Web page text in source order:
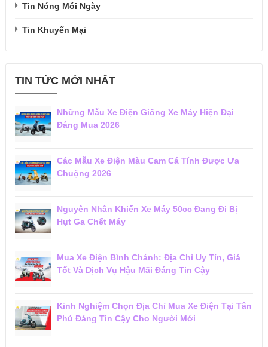
Tin Nóng Mỗi Ngày
Tin Khuyến Mại
TIN TỨC MỚI NHẤT
Những Mẫu Xe Điện Giống Xe Máy Hiện Đại
Đáng Mua 2026
Các Mẫu Xe Điện Màu Cam Cá Tính Được Ưa
Chuộng 2026
Nguyên Nhân Khiến Xe Máy 50cc Đang Đi Bị
Hụt Ga Chết Máy
Mua Xe Điện Bình Chánh: Địa Chỉ Uy Tín, Giá
Tốt Và Dịch Vụ Hậu Mãi Đáng Tin Cậy
Kinh Nghiệm Chọn Địa Chỉ Mua Xe Điện Tại Tân
Phú Đáng Tin Cậy Cho Người Mới